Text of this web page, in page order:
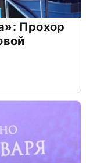
Прохор